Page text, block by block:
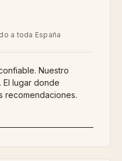
a toda España
Nuestro
El lugar donde
recomendaciones.